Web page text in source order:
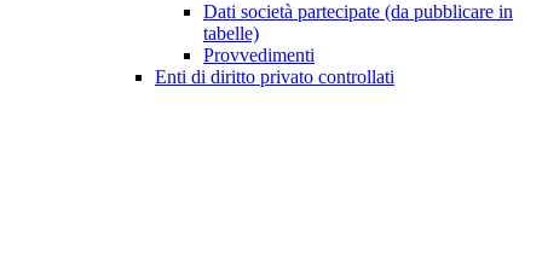
Dati società partecipate (da pubblicare in
tabelle)
Provvedimenti
Enti di diritto privato controllati